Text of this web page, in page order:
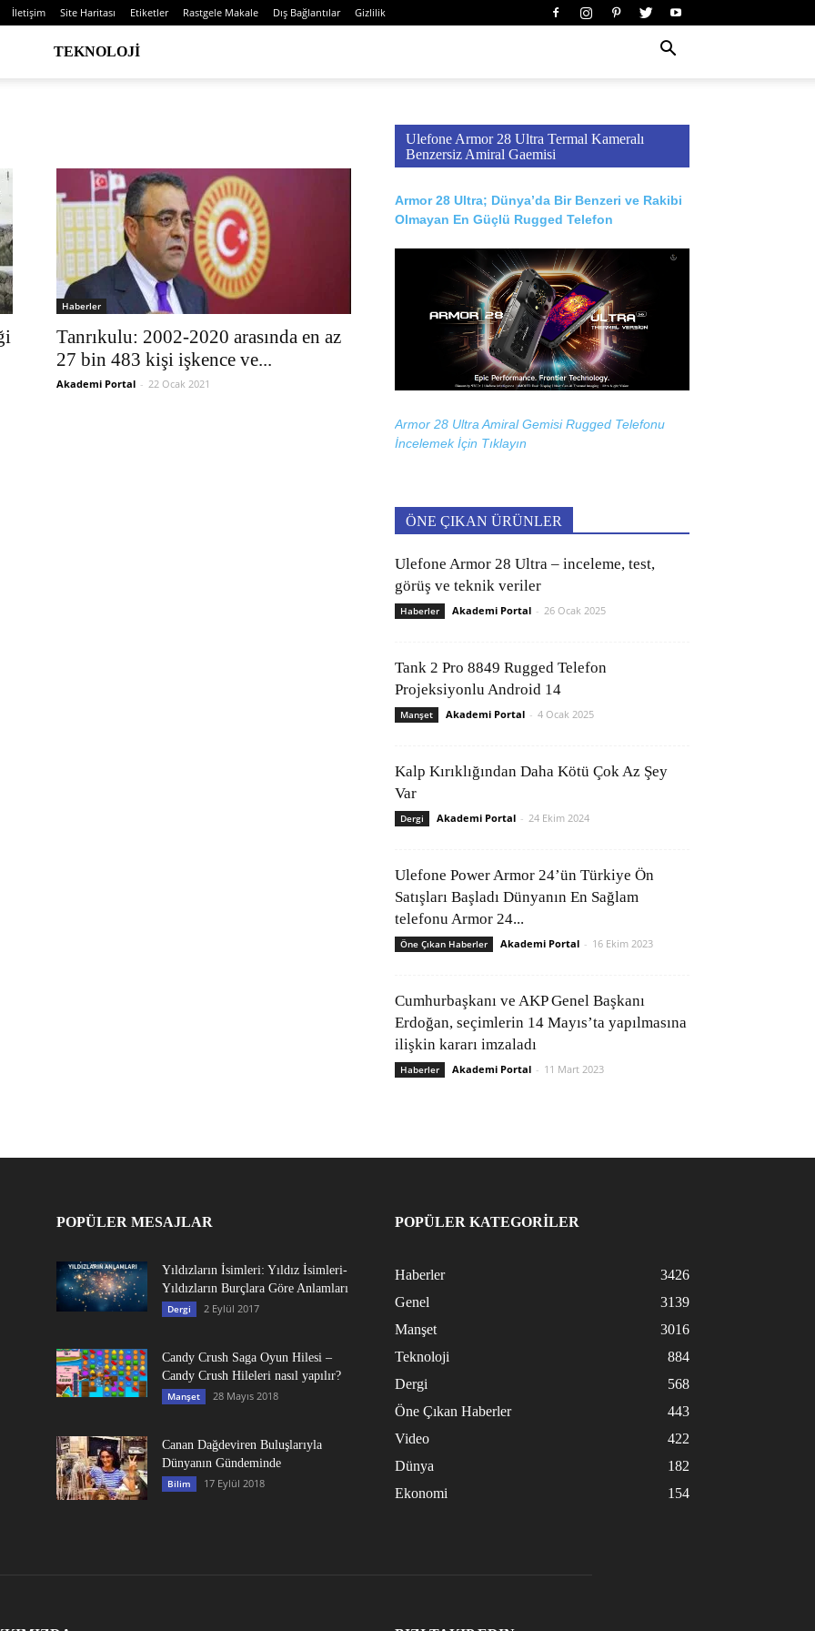
İletişim Site Haritası Etiketler Rastgele Makale Dış Bağlantılar Gizlilik
TEKNOLOJI
Haberler
Tanrıkulu: 2002-2020 arasında en az
27 bin 483 kişi işkence ve...
Akademi Portal - 22 Ocak 2021
Ulefone Armor 28 Ultra Termal Kameralı
Benzersiz Amiral Gaemisi
Armor 28 Ultra; Dünya’da Bir Benzeri ve Rakibi
Olmayan En Güçlü Rugged Telefon
Armor 28 Ultra Amiral Gemisi Rugged Telefonu
İncelemek İçin Tıklayın
ÖNE ÇIKAN ÜRÜNLER
Ulefone Armor 28 Ultra – inceleme, test,
görüş ve teknik veriler
Haberler Akademi Portal - 26 Ocak 2025
Tank 2 Pro 8849 Rugged Telefon
Projeksiyonlu Android 14
Manşet Akademi Portal - 4 Ocak 2025
Kalp Kırıklığından Daha Kötü Çok Az Şey
Var
Dergi Akademi Portal - 24 Ekim 2024
Ulefone Power Armor 24’ün Türkiye Ön
Satışları Başladı Dünyanın En Sağlam
telefonu Armor 24...
Öne Çıkan Haberler Akademi Portal - 16 Ekim 2023
Cumhurbaşkanı ve AKP Genel Başkanı
Erdoğan, seçimlerin 14 Mayıs’ta yapılmasına
ilişkin kararı imzaladı
Haberler Akademi Portal - 11 Mart 2023
POPÜLER MESAJLAR
Yıldızların İsimleri: Yıldız İsimleri-
Yıldızların Burçlara Göre Anlamları
Dergi 2 Eylül 2017
Candy Crush Saga Oyun Hilesi –
Candy Crush Hileleri nasıl yapılır?
Manşet 28 Mayıs 2018
Canan Dağdeviren Buluşlarıyla
Dünyanın Gündeminde
Bilim 17 Eylül 2018
POPÜLER KATEGORİLER
Haberler
3426
Genel
3139
Manşet
3016
Teknoloji
884
Dergi
568
Öne Çıkan Haberler
443
Video
422
Dünya
182
Ekonomi
154